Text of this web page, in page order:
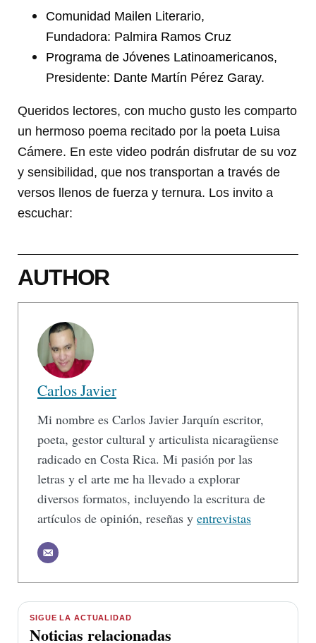
Comunidad Mailen Literario,
Fundadora: Palmira Ramos Cruz
Programa de Jóvenes Latinoamericanos,
Presidente: Dante Martín Pérez Garay.
Queridos lectores, con mucho gusto les comparto
un hermoso poema recitado por la poeta Luisa
Cámere. En este video podrán disfrutar de su voz
y sensibilidad, que nos transportan a través de
versos llenos de fuerza y ternura. Los invito a
escuchar:
AUTHOR
Carlos Javier
Mi nombre es Carlos Javier Jarquín escritor,
poeta, gestor cultural y articulista nicaragüense
radicado en Costa Rica. Mi pasión por las
letras y el arte me ha llevado a explorar
diversos formatos, incluyendo la escritura de
artículos de opinión, reseñas y entrevistas
SIGUE LA ACTUALIDAD
Noticias relacionadas